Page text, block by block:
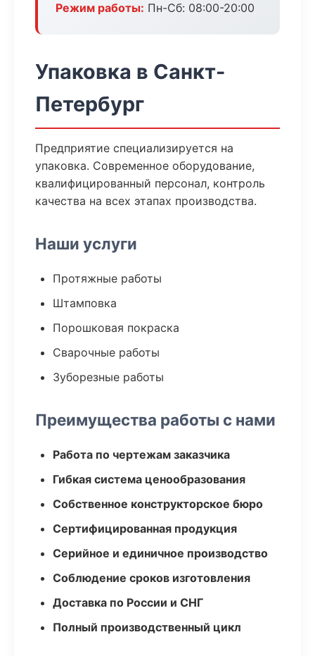
Режим работы: Пн-Сб: 08:00-20:00
Упаковка в Санкт-
Петербург
Предприятие специализируется на
упаковка. Современное оборудование,
квалифицированный персонал, контроль
качества на всех этапах производства.
Наши услуги
Протяжные работы
Штамповка
Порошковая покраска
Сварочные работы
Зуборезные работы
Преимущества работы с нами
Работа по чертежам заказчика
Гибкая система ценообразования
Собственное конструкторское бюро
Сертифицированная продукция
Серийное и единичное производство
Соблюдение сроков изготовления
Доставка по России и СНГ
Полный производственный цикл